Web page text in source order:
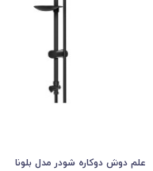
علم دوش دوکاره شودر مدل بلونا